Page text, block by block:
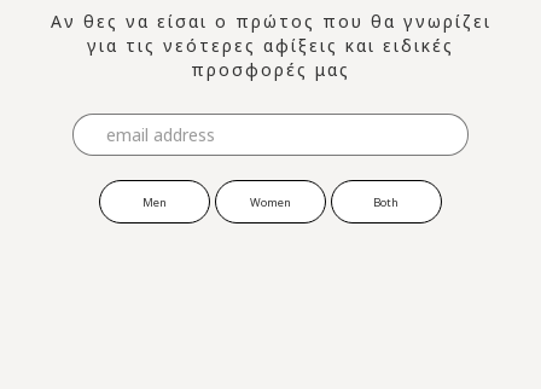
Αν θες να είσαι ο πρώτος που θα γνωρίζει
για τις νεότερες αφίξεις και ειδικές
προσφορές μας
Men Women Both